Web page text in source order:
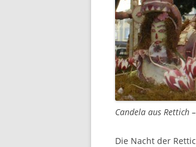
Candela aus
Die Nacht der